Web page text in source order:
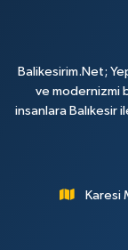
Balikesirim.Net;
ve modernizmi
insanlara Balıkesir
Karesi